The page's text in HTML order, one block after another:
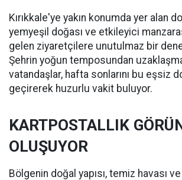
Kırıkkale'ye yakın konumda yer alan
yemyeşil doğası ve etkileyici
gelen ziyaretçilere unutulmaz bir
Şehrin yoğun temposundan
vatandaşlar, hafta sonlarını bu eşsiz
geçirerek huzurlu vakit buluyor.
KARTPOSTALLIK
OLUŞUYOR
Bölgenin doğal yapısı, temiz havası